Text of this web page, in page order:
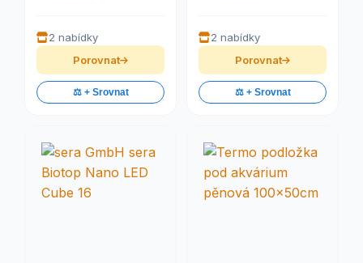
2 nabídky
Porovnat
⚖️ + Srovnat
2 nabídky
Porovnat
⚖️ + Srovnat